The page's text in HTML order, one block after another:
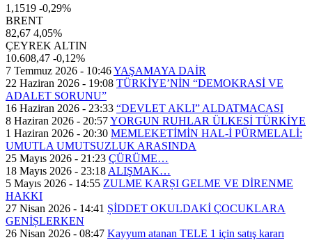
1,1519 -0,29%
BRENT
82,67 4,05%
ÇEYREK ALTIN
10.608,47 -0,12%
7 Temmuz 2026 - 10:46YAŞAMAYA DAİR
22 Haziran 2026 - 19:08 TÜRKİYE’NİN “DEMOKRASİ VE
ADALET SORUNU”
16 Haziran 2026 - 23:33 “DEVLET AKLI” ALDATMACASI
8 Haziran 2026 - 20:57YORGUN RUHLAR ÜLKESİ TÜRKİYE
1 Haziran 2026 - 20:30 MEMLEKETİMİN HAL-İ PÜRMELALİ:
UMUTLA UMUTSUZLUK ARASINDA
25 Mayıs 2026 - 21:23 ÇÜRÜME…
18 Mayıs 2026 - 23:18 ALIŞMAK…
5 Mayıs 2026 - 14:55 ZULME KARȘI GELME VE DİRENME
HAKKI
27 Nisan 2026 - 14:41 ȘİDDET OKULDAKİ ÇOCUKLARA
GENİȘLERKEN
26 Nisan 2026 - 08:47 Kayyum atanan TELE 1 için satış kararı